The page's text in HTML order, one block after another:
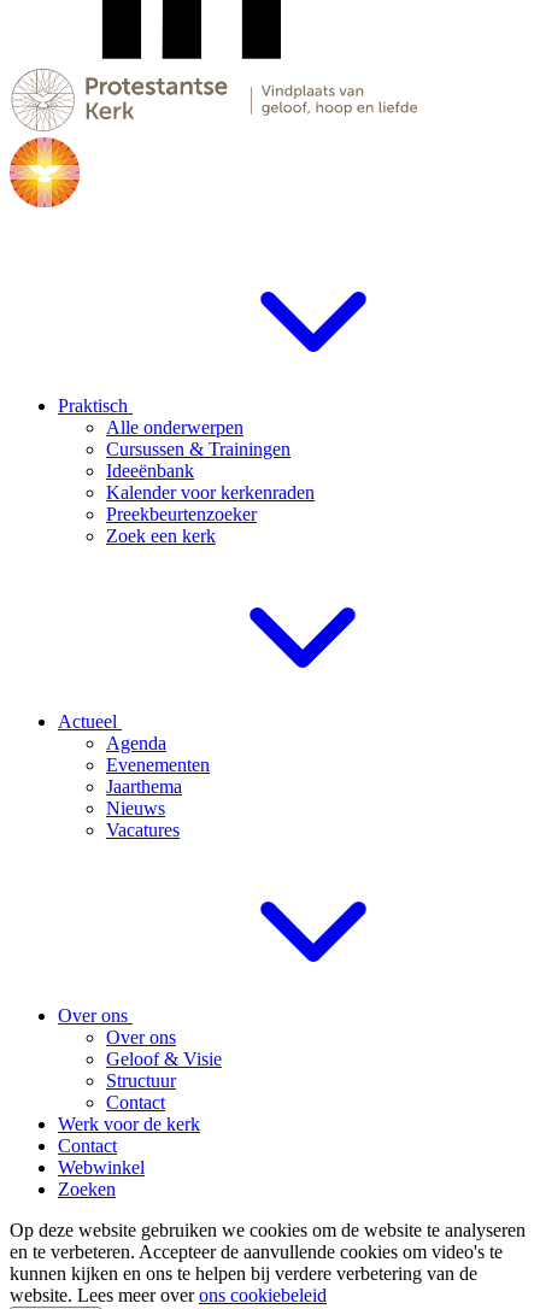
Praktisch
Alle onderwerpen
Cursussen & Trainingen
Ideeënbank
Kalender voor kerkenraden
Preekbeurtenzoeker
Zoek een kerk
Actueel
Agenda
Evenementen
Jaarthema
Nieuws
Vacatures
Over ons
Over ons
Geloof & Visie
Structuur
Contact
Werk voor de kerk
Contact
Webwinkel
Zoeken
Op deze website gebruiken we cookies om de website te analyseren
en te verbeteren. Accepteer de aanvullende cookies om video's te
kunnen kijken en ons te helpen bij verdere verbetering van de
website. Lees meer overons cookiebeleid